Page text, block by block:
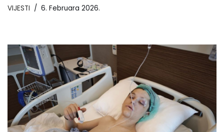
VIJESTI 6. Februara 2026.